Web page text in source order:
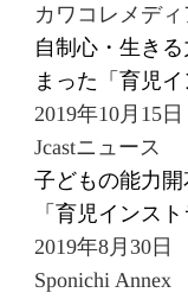
カワコレメディ
自制心・生き
まった「育児
2019年10月15日
Jcastニュース
子どもの能力
「育児インス
2019年8月30日
Sponichi Annex